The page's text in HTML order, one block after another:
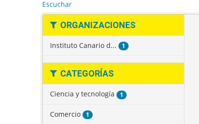
Escuchar
ORGANIZACIONES
Instituto Canario d... 1
CATEGORÍAS
Ciencia y tecnología 1
Comercio 1